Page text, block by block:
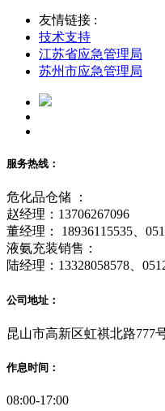
友情链接 :
技术支持
江苏省应急管理局
苏州市应急管理局
服务热线：
危化品仓储 ：
赵经理：13706267096
董经理： 18936115535、
液氨充装销售：
陆经理：13328058578、
公司地址：
昆山市高新区虹祺北路777
作息时间：
08:00-17:00